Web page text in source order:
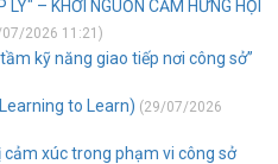
– KHƠI NGUỒN CẢM HỨNG HỘI
2026 11:21)
kỹ năng giao tiếp nơi công sở”
to Learn) (29/07/2026
cảm xúc trong phạm vi công sở